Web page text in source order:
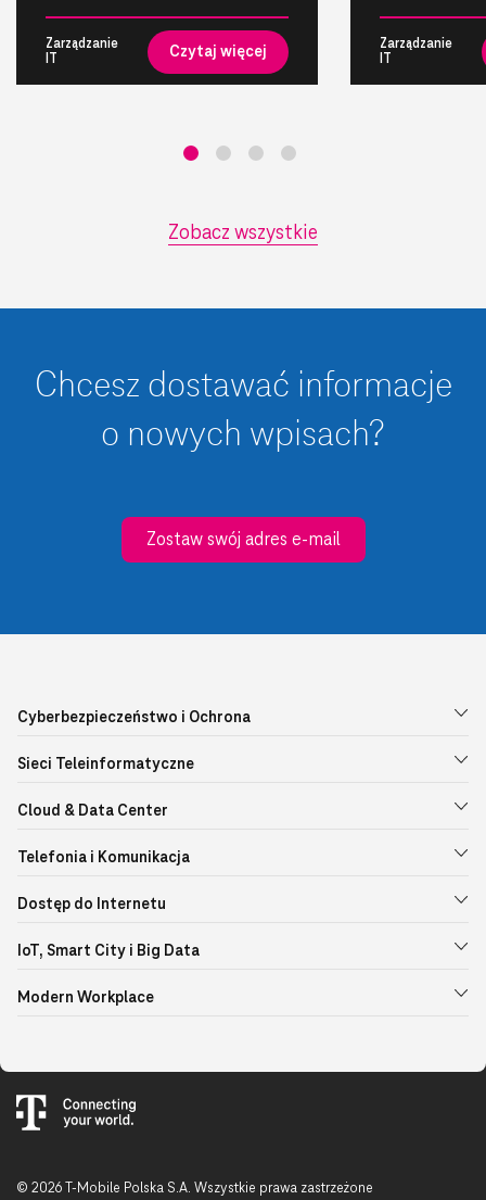
Zarządzanie
Czytaj więcej
Zarządzanie
Zobacz wszystkie
Chcesz dostawać informacje
o nowych wpisach?
Zostaw swój adres e-mail
Cyberbezpieczeństwo i Ochrona
Sieci Teleinformatyczne
Cloud & Data Center
Telefonia i Komunikacja
Dostęp do Internetu
IoT, Smart City i Big Data
Modern Workplace
© 2026 T-Mobile Polska S.A. Wszystkie prawa zastrzeżone